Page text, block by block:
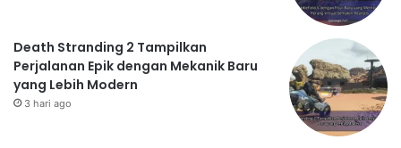
Death Stranding 2 Tampilkan
Perjalanan Epik dengan Mekanik Baru
yang Lebih Modern
3 hari ago